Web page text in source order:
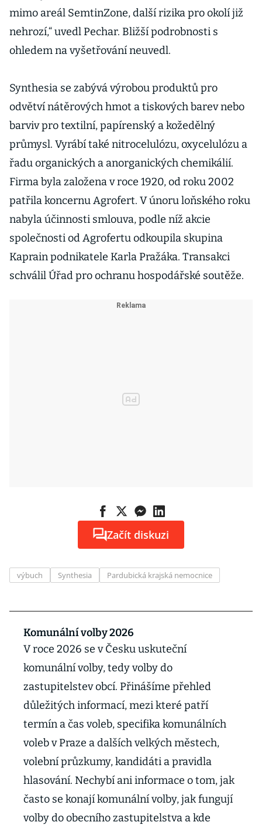
mimo areál SemtinZone, další rizika pro okolí již
nehrozí,“ uvedl Pechar. Bližší podrobnosti s
ohledem na vyšetřování neuvedl.
Synthesia se zabývá výrobou produktů pro
odvětví nátěrových hmot a tiskových barev nebo
barviv pro textilní, papírenský a kožedělný
průmysl. Vyrábí také nitrocelulózu, oxycelulózu a
řadu organických a anorganických chemikálií.
Firma byla založena v roce 1920, od roku 2002
patřila koncernu Agrofert. V únoru loňského roku
nabyla účinnosti smlouva, podle níž akcie
společnosti od Agrofertu odkoupila skupina
Kaprain podnikatele Karla Pražáka. Transakci
schválil Úřad pro ochranu hospodářské soutěže.
Začít diskuzi
výbuch Synthesia Pardubická krajská nemocnice
Komunální volby 2026
V roce 2026 se v Česku uskuteční
komunální volby, tedy volby do
zastupitelstev obcí. Přinášíme přehled
důležitých informací, mezi které patří
termín a čas voleb, specifika komunálních
voleb v Praze a dalších velkých městech,
volební průzkumy, kandidáti a pravidla
hlasování. Nechybí ani informace o tom, jak
často se konají komunální volby, jak fungují
volby do obecního zastupitelstva a kde